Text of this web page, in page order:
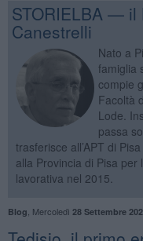
STORIELBA — il
Canestrelli
Nato a
famiglia
compie
Facoltà
Lode.
passa
trasferisce all’APT di
alla Provincia di Pisa per
lavorativa nel 2015.
Blog Mercoledì 28 Settembre